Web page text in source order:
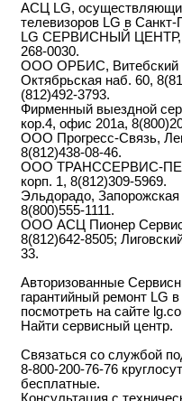
АСЦ LG,
телевизоров LG в Санкт-
LG СЕРВИСНЫЙ ЦЕНТР,
268-0030.
ООО ОРБИС, Витебский
Октябрьская наб. 60,
(812)492-3793.
Фирменный выездной
кор.4, офис 201а,
ООО Прогресс-Связь,
8(812)438-08-46.
ООО ТРАНССЕРВИС-
корп. 1, 8(812)309-5969.
Эльдорадо,
8(800)555-1111.
ООО АСЦ Пионер Сервис,
8(812)642-8505;
33.
Авторизованные
гарантийный ремонт LG
посмотреть на сайте
Найти сервисный центр.
Связаться со службой
8-800-200-76-76
бесплатные.